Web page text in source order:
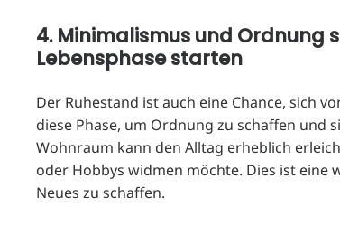
4. Minimalismus und Ordnung
Lebensphase starten
Der Ruhestand ist auch eine Chance, sich
diese Phase, um Ordnung zu schaffen und
Wohnraum kann den Alltag erheblich
oder Hobbys widmen möchte. Dies ist eine
Neues zu schaffen.